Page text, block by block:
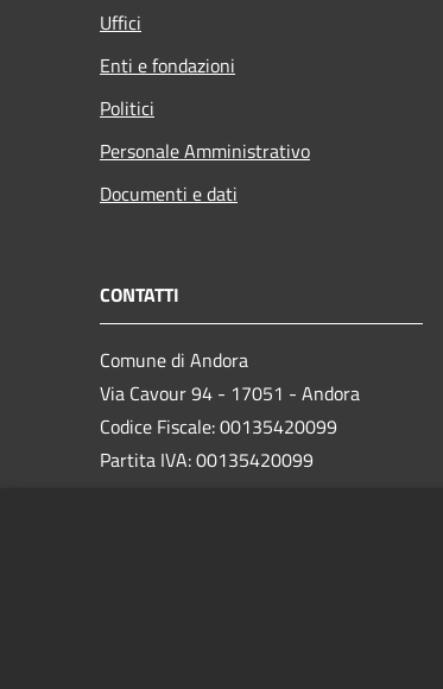
Uffici
Enti e fondazioni
Politici
Personale Amministrativo
Documenti e dati
CONTATTI
Comune di Andora
Via Cavour 94 - 17051 - Andora
Codice Fiscale: 00135420099
Partita IVA: 00135420099